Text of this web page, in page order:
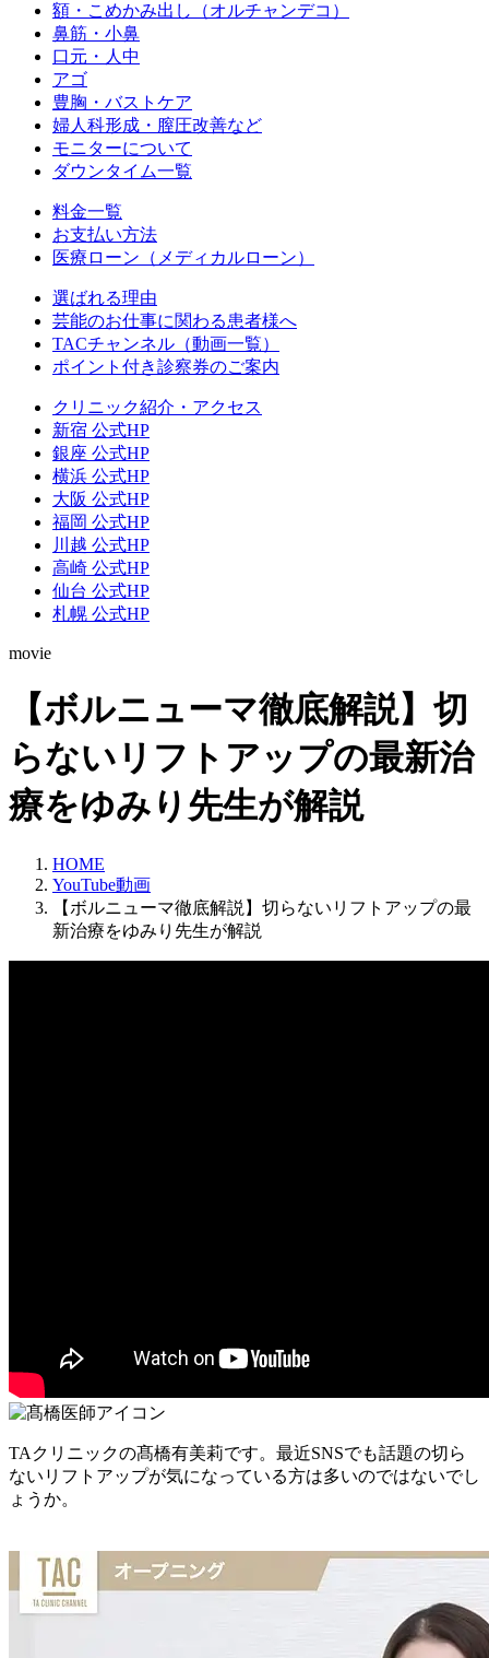
額・こめかみ出し（オルチャンデコ）
鼻筋・小鼻
口元・人中
アゴ
豊胸・バストケア
婦人科形成・膣圧改善など
モニターについて
ダウンタイム一覧
料金一覧
お支払い方法
医療ローン（メディカルローン）
選ばれる理由
芸能のお仕事に関わる患者様へ
TACチャンネル（動画一覧）
ポイント付き診察券のご案内
クリニック紹介・アクセス
新宿 公式HP
銀座 公式HP
横浜 公式HP
大阪 公式HP
福岡 公式HP
川越 公式HP
高崎 公式HP
仙台 公式HP
札幌 公式HP
movie
【ボルニューマ徹底解説】切
らないリフトアップの最新治
療をゆみり先生が解説
HOME
YouTube動画
【ボルニューマ徹底解説】切らないリフトアップの最
新治療をゆみり先生が解説
TAクリニックの髙橋有美莉です。最近SNSでも話題の切ら
ないリフトアップが気になっている方は多いのではないでし
ょうか。